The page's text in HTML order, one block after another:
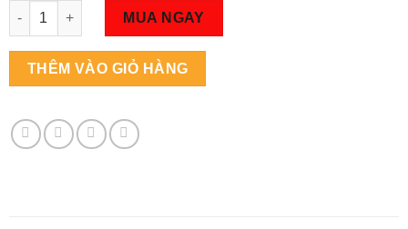
Số lượng
MUA NGAY
THÊM VÀO GIỎ HÀNG